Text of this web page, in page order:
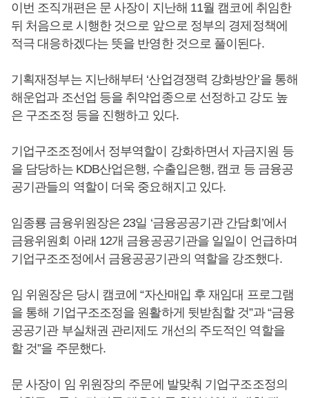
이번 조직개편은 문 사장이 지난해 11월 캠코에 취임한
뒤 처음으로 시행한 것으로 앞으로 정부의 경제정책에
적극 대응하겠다는 뜻을 반영한 것으로 풀이된다.
기획재정부는 지난해부터 ‘산업경쟁력 강화방안’을 통해
해운업과 조선업 등을 취약업종으로 선정하고 강도 높
은 구조조정 등을 진행하고 있다.
기업구조조정에서 정부역할이 강화하면서 자금지원 등
을 담당하는 KDB산업은행, 수출입은행, 캠코 등 금융공
공기관들의 역할이 더욱 중요해지고 있다.
임종룡 금융위원장은 23일 ‘금융공공기관 간담회’에서
금융위원회 아래 12개 금융공공기관을 일일이 언급하며
기업구조조정에서 금융공공기관의 역할을 강조했다.
임 위원장은 당시 캠코에 “자산매입 후 재임대 프로그램
을 통해 기업구조조정을 원활하게 뒷받침할 것”과 “금융
공공기관 부실채권 관리제도 개선의 주도적인 역할을
할 것”을 주문했다.
문 사장이 임 위원장의 주문에 발맞춰 기업구조조정의